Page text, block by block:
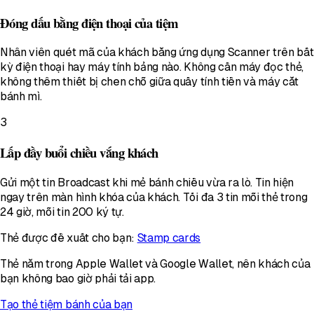
Đóng dấu bằng điện thoại của tiệm
Nhân viên quét mã của khách bằng ứng dụng Scanner trên bất
kỳ điện thoại hay máy tính bảng nào. Không cần máy đọc thẻ,
không thêm thiết bị chen chỗ giữa quầy tính tiền và máy cắt
bánh mì.
3
Lấp đầy buổi chiều vắng khách
Gửi một tin Broadcast khi mẻ bánh chiều vừa ra lò. Tin hiện
ngay trên màn hình khóa của khách. Tối đa 3 tin mỗi thẻ trong
24 giờ, mỗi tin 200 ký tự.
Thẻ được đề xuất cho bạn: Stamp cards
Thẻ nằm trong Apple Wallet và Google Wallet, nên khách của
bạn không bao giờ phải tải app.
Tạo thẻ tiệm bánh của bạn